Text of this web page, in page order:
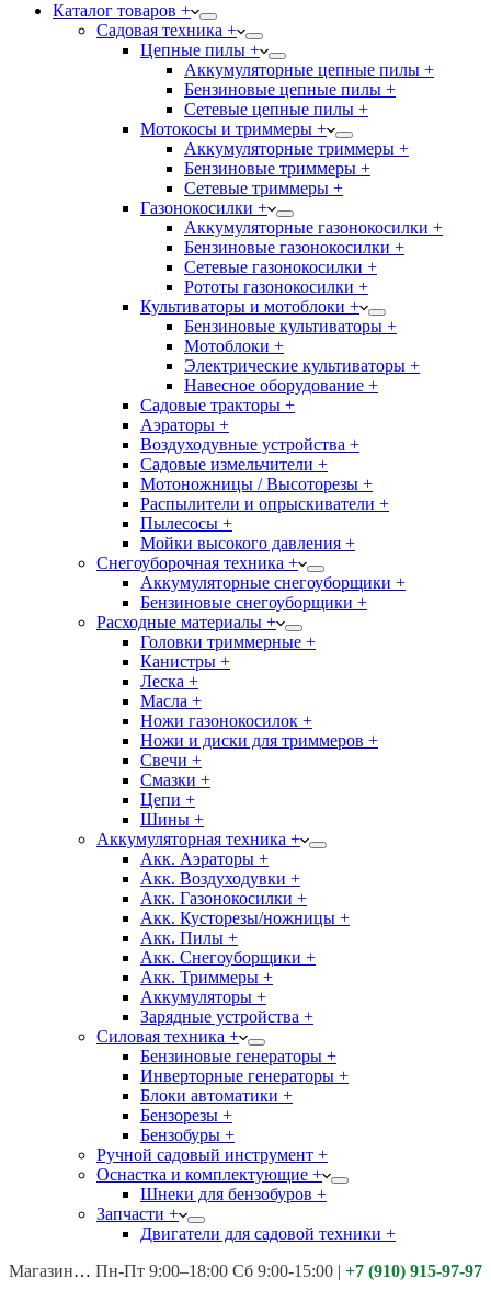
Каталог товаров +
Садовая техника +
Цепные пилы +
Аккумуляторные цепные пилы +
Бензиновые цепные пилы +
Сетевые цепные пилы +
Мотокосы и триммеры +
Аккумуляторные триммеры +
Бензиновые триммеры +
Сетевые триммеры +
Газонокосилки +
Аккумуляторные газонокосилки +
Бензиновые газонокосилки +
Сетевые газонокосилки +
Рототы газонокосилки +
Культиваторы и мотоблоки +
Бензиновые культиваторы +
Мотоблоки +
Электрические культиваторы +
Навесное оборудование +
Садовые тракторы +
Аэраторы +
Воздуходувные устройства +
Садовые измельчители +
Мотоножницы / Высоторезы +
Распылители и опрыскиватели +
Пылесосы +
Мойки высокого давления +
Снегоуборочная техника +
Аккумуляторные снегоуборщики +
Бензиновые снегоуборщики +
Расходные материалы +
Головки триммерные +
Канистры +
Леска +
Масла +
Ножи газонокосилок +
Ножи и диски для триммеров +
Свечи +
Смазки +
Цепи +
Шины +
Аккумуляторная техника +
Акк. Аэраторы +
Акк. Воздуходувки +
Акк. Газонокосилки +
Акк. Кусторезы/ножницы +
Акк. Пилы +
Акк. Снегоуборщики +
Акк. Триммеры +
Аккумуляторы +
Зарядные устройства +
Силовая техника +
Бензиновые генераторы +
Инверторные генераторы +
Блоки автоматики +
Бензорезы +
Бензобуры +
Ручной садовый инструмент +
Оснастка и комплектующие +
Шнеки для бензобуров +
Запчасти +
Двигатели для садовой техники +
Магазины: Калуга ул. Московская д.113
Пн-Пт 9:00–18:00 Сб 9:00-15:00 | +7 (910) 915-97-97